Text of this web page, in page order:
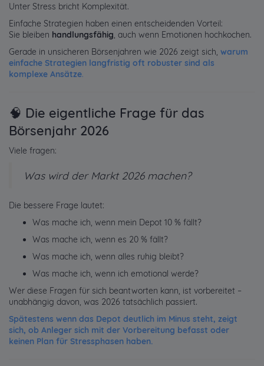
Unter Stress bricht Komplexität.
Einfache Strategien haben einen entscheidenden Vorteil:
Sie bleiben handlungsfähig, auch wenn Emotionen hochkochen.
Gerade in unsicheren Börsenjahren wie 2026 zeigt sich, warum
einfache Strategien langfristig oft robuster sind als
komplexe Ansätze.
🧠 Die eigentliche Frage für das
Börsenjahr 2026
Viele fragen:
Was wird der Markt 2026 machen?
Die bessere Frage lautet:
Was mache ich, wenn mein Depot 10 % fällt?
Was mache ich, wenn es 20 % fällt?
Was mache ich, wenn alles ruhig bleibt?
Was mache ich, wenn ich emotional werde?
Wer diese Fragen für sich beantworten kann, ist vorbereitet –
unabhängig davon, was 2026 tatsächlich passiert.
Spätestens wenn das Depot deutlich im Minus steht, zeigt
sich, ob Anleger sich mit der Vorbereitung befasst oder
keinen Plan für Stressphasen haben.